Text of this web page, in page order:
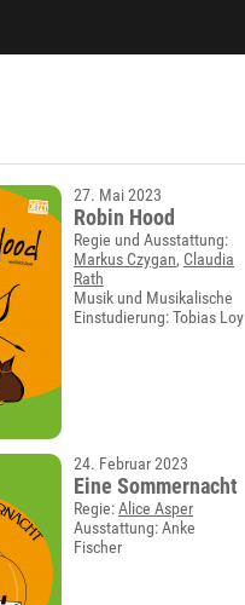
27. Mai 2023
Robin Hood
Regie und Ausstattung:
Markus Czygan, Claudia
Rath
Musik und Musikalische
Einstudierung: Tobias Loy
24. Februar 2023
Eine Sommernacht
Regie:Alice Asper
Ausstattung: Anke
Fischer